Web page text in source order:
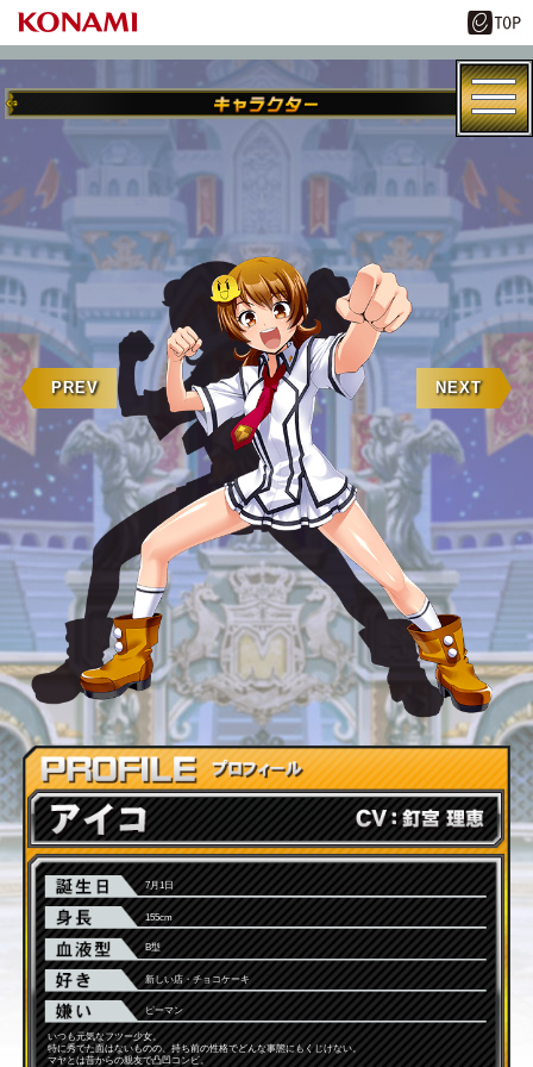
PREV NEXT
7月1日
155cm
B型
新しい店・チョコケーキ
ピーマン
いつも元気なフツー少女。
特に秀でた面はないものの、持ち前の性格でどんな事態にもくじけない。
マヤとは昔からの親友で凸凹コンビ。